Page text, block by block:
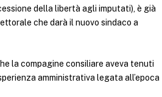
della libertà agli imputati), è già
che darà il nuovo sindaco a
la compagine consiliare aveva tenuti
amministrativa legata all’epoca